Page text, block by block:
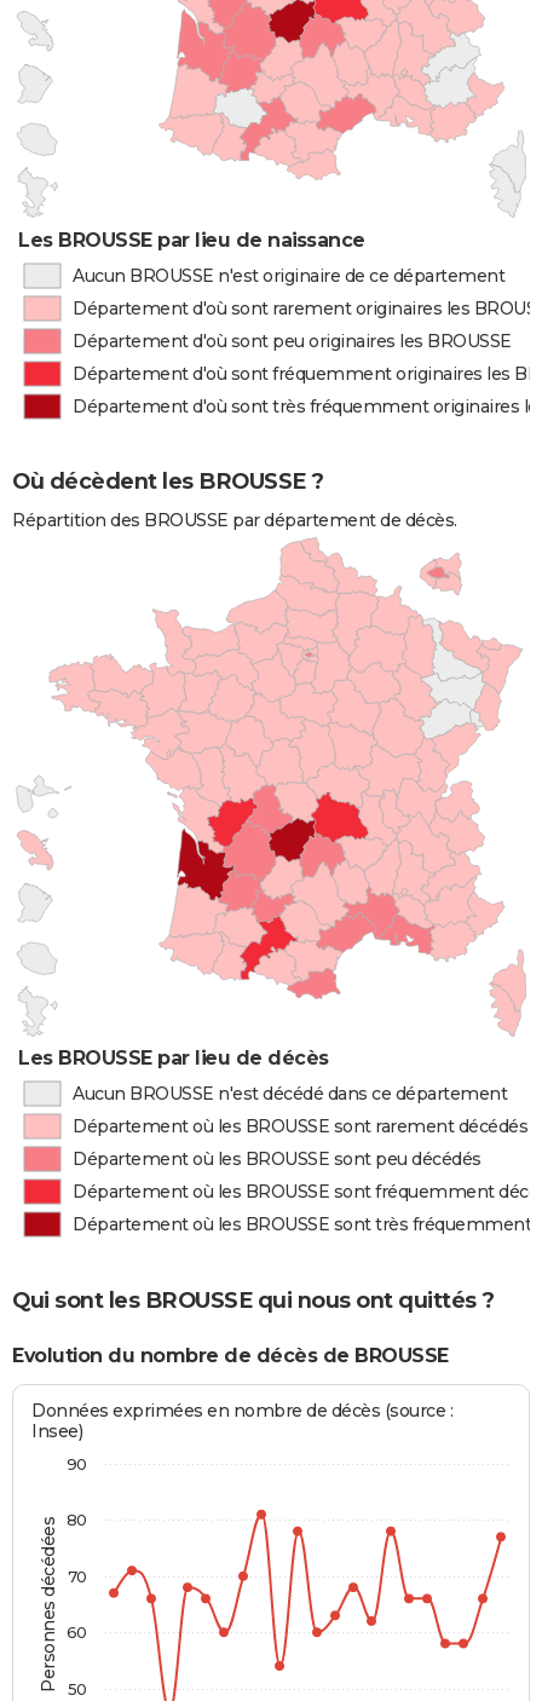
Les BROUSSE par lieu de naissance
Aucun BROUSSE n'est originaire de ce département
Département d'où sont rarement originaires les
Département d'où sont peu originaires les BROUSSE
Département d'où sont fréquemment originaires les
Département d'où sont très fréquemment originaires
Où décèdent les BROUSSE ?
Répartition des BROUSSE par département de décès.
Les BROUSSE par lieu de décès
Aucun BROUSSE n'est décédé dans ce département
Département où les BROUSSE sont rarement décédés
Département où les BROUSSE sont peu décédés
Département où les BROUSSE sont fréquemment
Département où les BROUSSE sont très fréquemment
Qui sont les BROUSSE qui nous ont quittés ?
Evolution du nombre de décès de BROUSSE
Personnes décédées
Données exprimées en nombre de décès (source :
Insee)
50
60
70
80
90